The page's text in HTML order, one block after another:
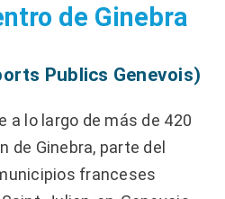
de Ginebra
Publics Genevois)
a lo largo de más de 420
de Ginebra, parte del
franceses